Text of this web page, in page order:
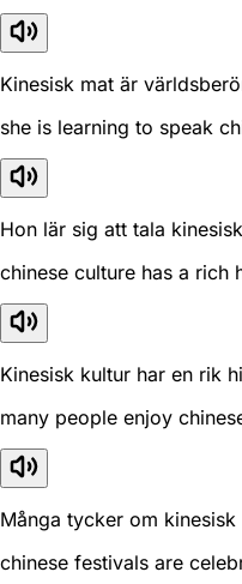
Kinesisk mat är
she is learning to speak
Hon lär sig att tala
chinese culture has a rich
Kinesisk kultur har en rik
many people enjoy
Många tycker om
chinese festivals are